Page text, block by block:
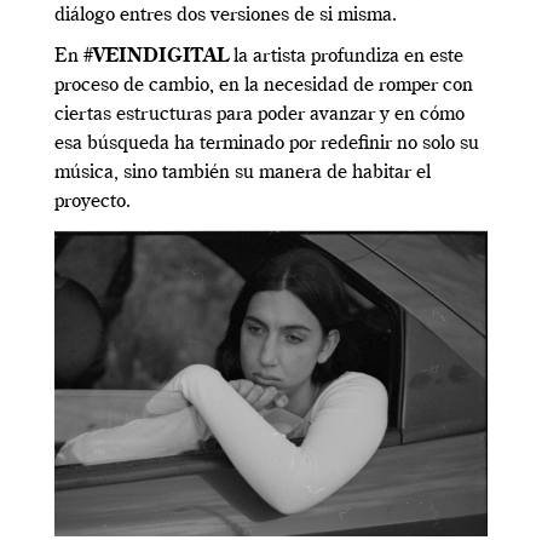
diálogo entres dos versiones de si misma.
En #VEINDIGITALla artista profundiza en este
proceso de cambio, en la necesidad de romper con
ciertas estructuras para poder avanzar y en cómo
esa búsqueda ha terminado por redefinir no solo su
música, sino también su manera de habitar el
proyecto.